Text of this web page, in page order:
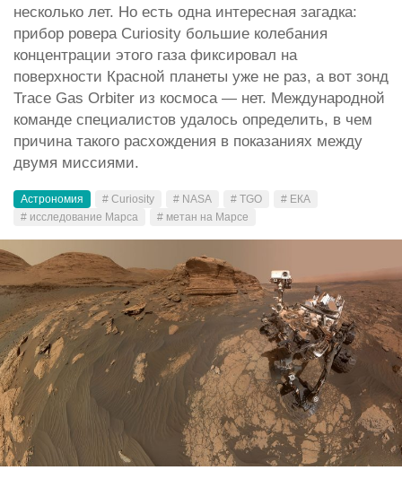
несколько лет. Но есть одна интересная загадка:
прибор ровера Curiosity большие колебания
концентрации этого газа фиксировал на
поверхности Красной планеты уже не раз, а вот зонд
Trace Gas Orbiter из космоса — нет. Международной
команде специалистов удалось определить, в чем
причина такого расхождения в показаниях между
двумя миссиями.
Астрономия # Curiosity # NASA # TGO
# ЕКА
# исследование Марса
# метан на Марсе